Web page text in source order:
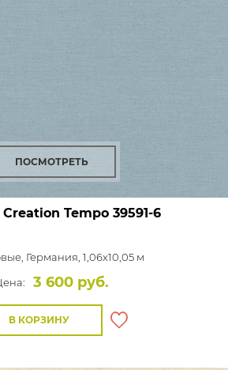
ПОСМОТРЕТЬ
Tempo39591-6
Германия, 1,06x10,05 м
3 600 руб.
В КОРЗИНУ